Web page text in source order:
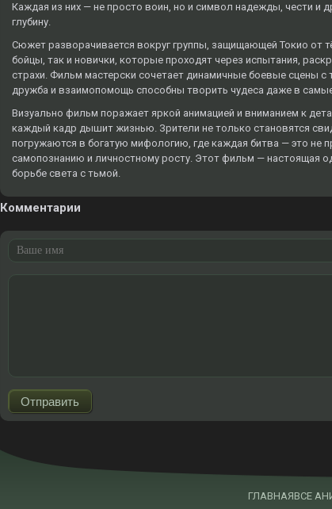
Каждая из них — не просто воин, но и символ надежды, чести и
глубину.
Сюжет разворачивается вокруг группы, защищающей Токио от
бойцы, так и новички, которые проходят через испытания,
страхи. Фильм мастерски сочетает динамичные боевые сцены
дружба и взаимопомощь способны творить чудеса даже в
Визуально фильм поражает яркой анимацией и вниманием к
каждый кадр дышит жизнью. Зрители не только становятся
погружаются в богатую мифологию, где каждая битва — это не
самопознанию и личностному росту. Этот фильм — настоящая
борьбе света с тьмой.
Комментарии
ГЛАВНАЯВСЕ